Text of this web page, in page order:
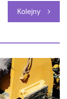
Kolejny